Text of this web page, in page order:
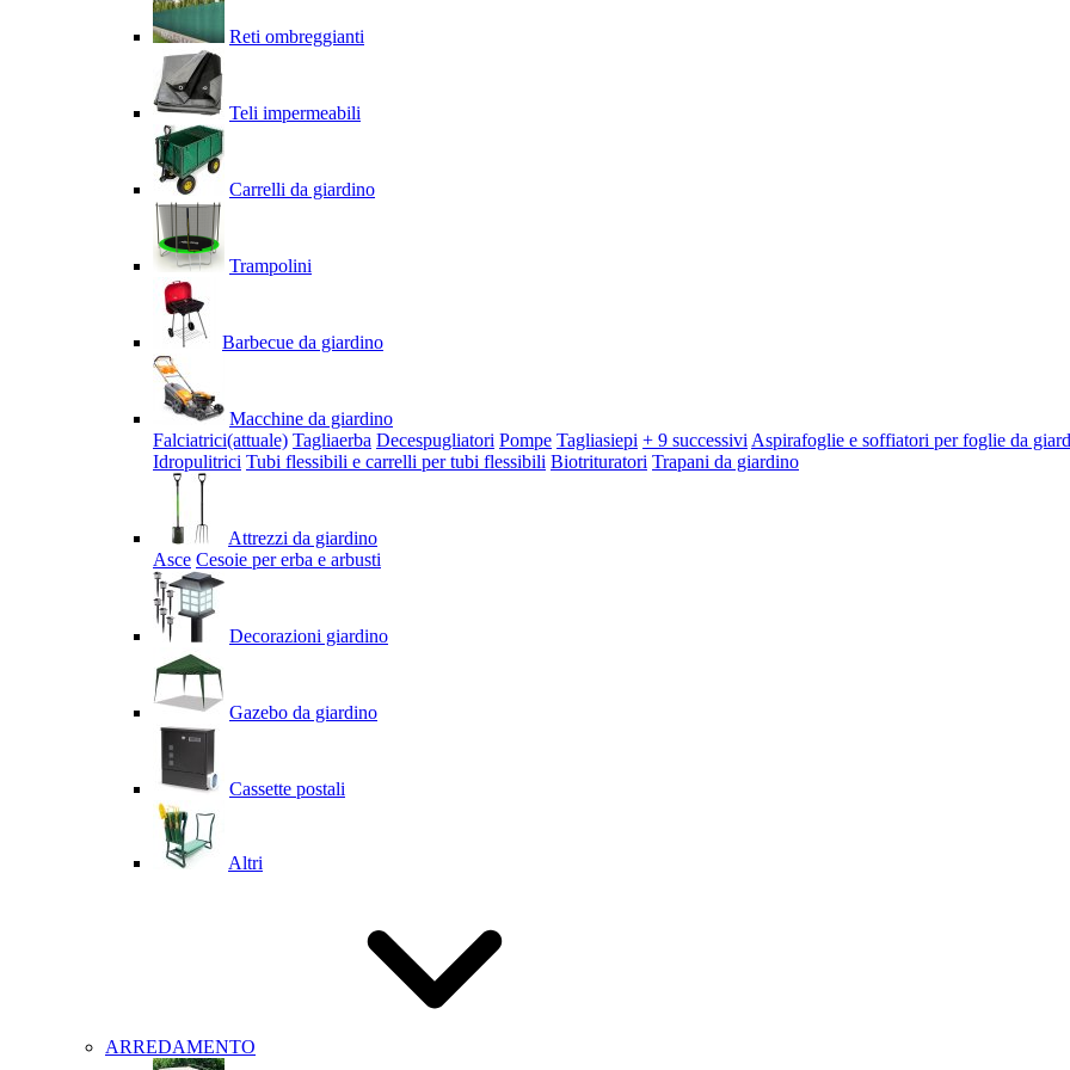
Reti ombreggianti
Teli impermeabili
Carrelli da giardino
Trampolini
Barbecue da giardino
Macchine da giardino
Falciatrici(attuale) Tagliaerba Decespugliatori Pompe Tagliasiepi + 9 successivi Aspirafoglie e soffiatori per foglie da
Idropulitrici Tubi flessibili e carrelli per tubi flessibili Biotrituratori Trapani da giardino
Attrezzi da giardino
Asce Cesoie per erba e arbusti
Decorazioni giardino
Gazebo da giardino
Cassette postali
Altri
ARREDAMENTO